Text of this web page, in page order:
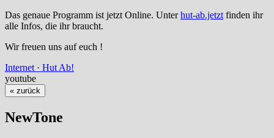
Das genaue Programm ist jetzt Online. Unterhut-ab.jetzt finden ihr
alle Infos, die ihr braucht.
Wir freuen uns auf euch !
Internet · Hut Ab!
youtube
« zurück
NewTone